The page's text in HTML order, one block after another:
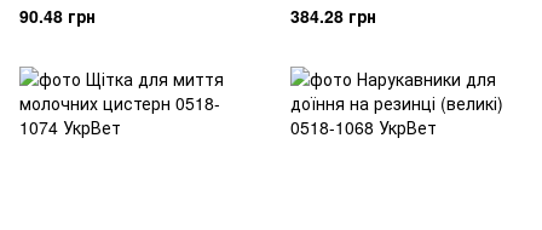
90.48 грн 384.28 грн